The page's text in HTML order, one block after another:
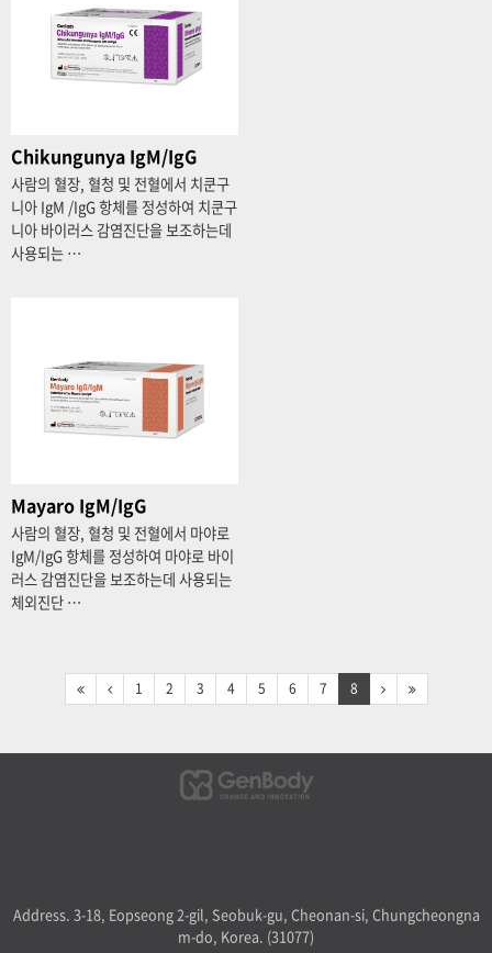
Chikungunya IgM/IgG
사람의 혈장, 혈청 및 전혈에서 치쿤구
니아 IgM /IgG 항체를 정성하여 치쿤구
니아 바이러스 감염진단을 보조하는데
사용되는 …
Mayaro IgM/IgG
사람의 혈장, 혈청 및 전혈에서 마야로
IgM/IgG 항체를 정성하여 마야로 바이
러스 감염진단을 보조하는데 사용되는
체외진단 …
1 2 3 4 5 6 7 8
Address. 3-18, Eopseong 2-gil, Seobuk-gu, Cheonan-si, Chungcheongna
m-do, Korea. (31077)